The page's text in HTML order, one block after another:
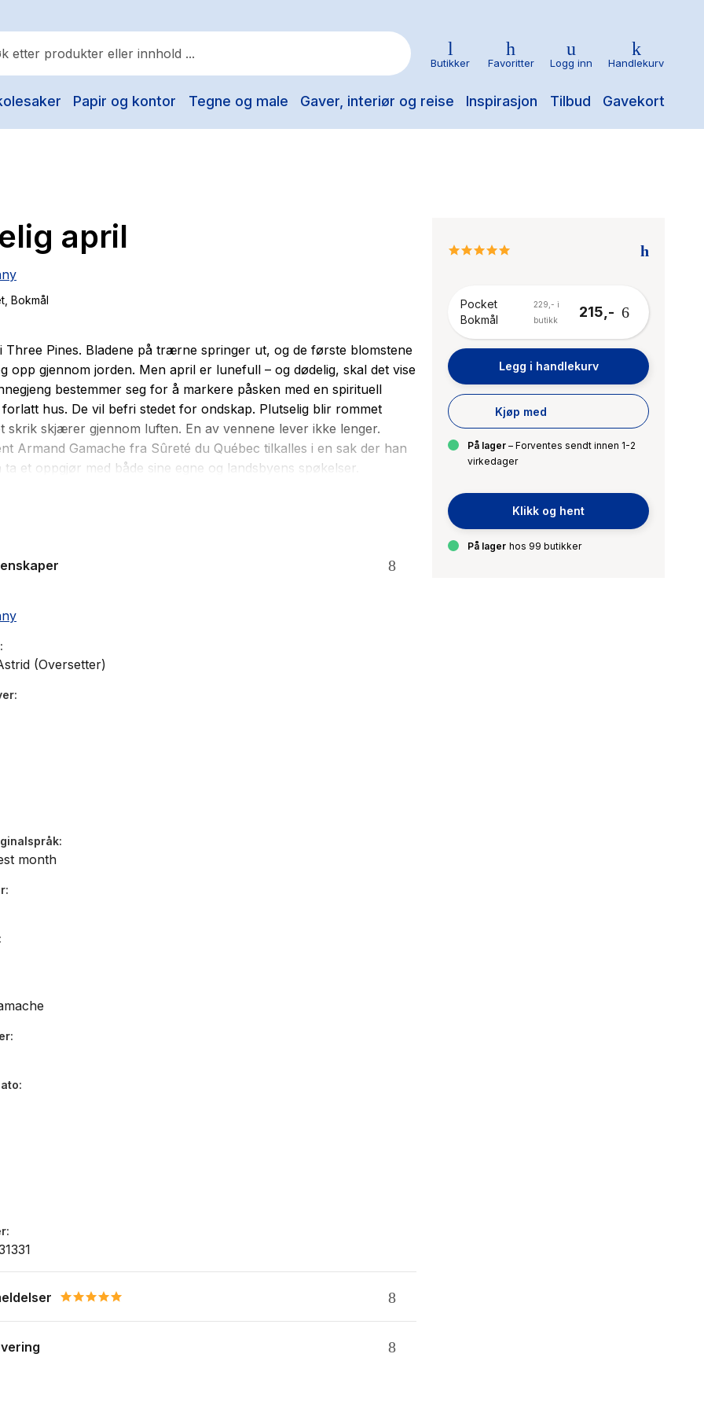
Papir og kontor Tegne og male Gaver, interiør og reise Inspirasjon Tilbud Gavekort
søk
Strout
Housemaid
Butikker Favoritter Logg inn Handlekurv
april
, Bokmål
5.0
Pocket
Bokmål
215,-
229,- i
butikk
Legg i handlekurv
Kjøp med
På lager – Forventes sendt innen 1-2
virkedager
Klikk og hent
På lager hos 99 butikker
Three Pines. Bladene på trærne springer ut, og de første blomstene
opp gjennom jorden. Men april er lunefull – og dødelig, skal det vise
bestemmer seg for å markere påsken med en spirituell
forlatt hus. De vil befri stedet for ondskap. Plutselig blir rommet
skrik skjærer gjennom luften. En av vennene lever ikke lenger.
Armand Gamache fra Sûreté du Québec tilkalles i en sak der han
ta et oppgjør med både sine egne og landsbyens spøkelser.
verden over.
(Oversetter)
month
5.0 star rating